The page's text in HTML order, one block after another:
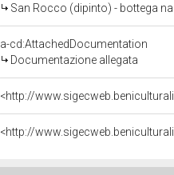
San Rocco (dipinto) - bottega
a-cd:AttachedDocumentation
Documentazione allegata
<http://
<http://